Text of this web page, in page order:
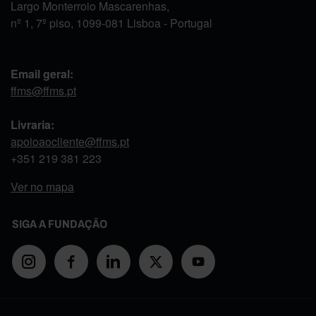
Largo Monterroio Mascarenhas,
nº 1, 7º piso, 1099-081 Lisboa - Portugal
Email geral:
ffms@ffms.pt
Livraria:
apoioaocliente@ffms.pt
+351 219 381 223
Ver no mapa
SIGA A FUNDAÇÃO